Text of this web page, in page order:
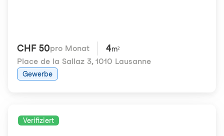
CHF 50pro Monat 4m²
Place de la Sallaz 3, 1010 Lausanne
Gewerbe
Verifiziert